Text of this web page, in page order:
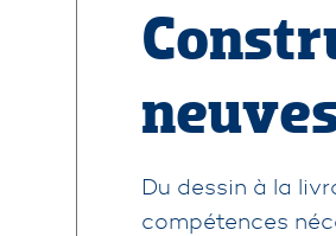
Du dessin à la
compétences